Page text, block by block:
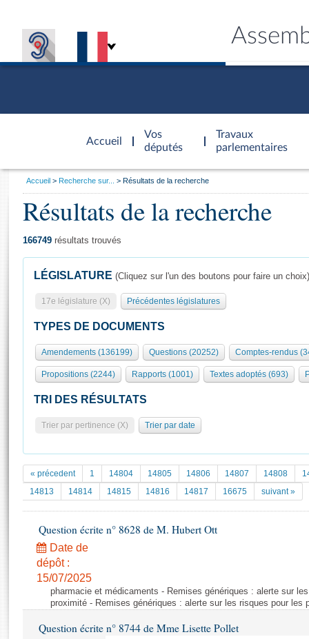
Accueil
d'accueil
Vos
députés
Travaux
parlementaires
Présidence
577 députés
Groupes politiques
Séance publique
Commissions et autres organes
Europe et International
Pétitions
Documents parlementaires
Projets de loi
Propositions de loi
Amendements
Textes adoptés
Rapports d'information
Rapports législatifs
Général
Rôle et pouvoirs de l'Assemblée
Organisation de l'Assemblée
Présidence Conférence des Présidents Bureau Collège des
Statistiques et chiffres clés
Documents de référence
( Constitution | Règlement de l'Assemblée ... )
Histoire
Juniors
Anciennes législatures
Liens vers les sites publics
Visiter l'Assemblée
Visite virtuelle du palais Bourbon
Assister à une séance
La Bibliothèque
Les archives
Photos libres de droit
Vous
Accueil Recherche sur... Résultats de la recherche
Résultats de la recherche
166749 résultats trouvés
LÉGISLATURE (Cliquez sur l'un des boutons pour faire un choix)
17e législature (X) Précédentes législatures
TYPES DE DOCUMENTS
Amendements (136199) Questions (20252) Comptes-rendus
Propositions (2244) Rapports (1001) Textes adoptés (693)
TRI DES RÉSULTATS
Trier par pertinence (X) Trier par date
« précedent 1 14804 14805 14806 14807 14808
14813
14814 14815 14816 14817 16675 suivant »
Question écrite n° 8628 de M. Hubert Ott
Date de
dépôt :
15/07/2025
pharmacie et médicaments - Remises génériques : alerte sur
proximité - Remises génériques : alerte sur les risques pour les
Question écrite n° 8744 de Mme Lisette Pollet